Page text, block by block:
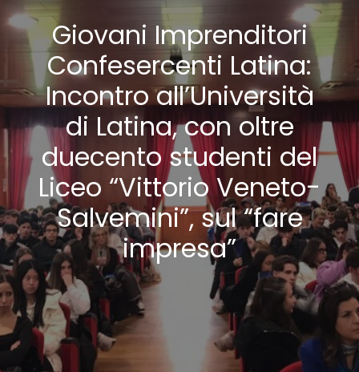
Giovani Imprenditori
Confesercenti Latina:
Incontro all’Università
di Latina, con oltre
duecento studenti del
Liceo “Vittorio Veneto-
Salvemini”, sul “fare
impresa”